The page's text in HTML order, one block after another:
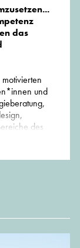
das
und
des
eine
Wir sind
und
durch ein